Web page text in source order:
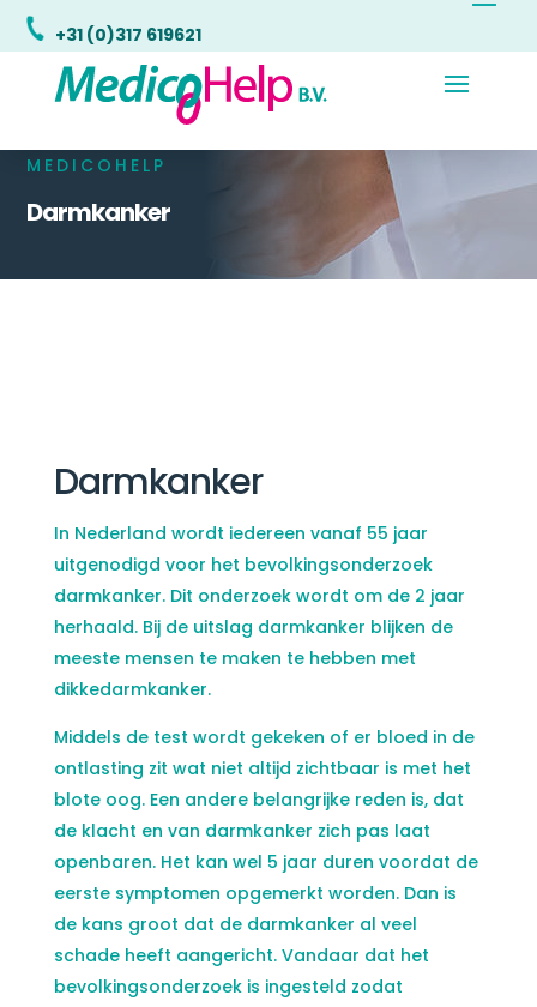
+31 (0)317 619621
MEDICOHELP
Darmkanker
Darmkanker
In Nederland wordt iedereen vanaf 55 jaar
uitgenodigd voor het bevolkingsonderzoek
darmkanker. Dit onderzoek wordt om de 2 jaar
herhaald. Bij de uitslag darmkanker blijken de
meeste mensen te maken te hebben met
dikkedarmkanker.
Middels de test wordt gekeken of er bloed in de
ontlasting zit wat niet altijd zichtbaar is met het
blote oog. Een andere belangrijke reden is, dat
de klacht en van darmkanker zich pas laat
openbaren. Het kan wel 5 jaar duren voordat de
eerste symptomen opgemerkt worden. Dan is
de kans groot dat de darmkanker al veel
schade heeft aangericht. Vandaar dat het
bevolkingsonderzoek is ingesteld zodat